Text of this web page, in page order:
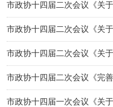
能产业发展的提案》（第
市政协十四届二次会议《关
号”打造国家级应急产业基地
市政协十四届二次会议《关
源产业发展的提案》（第
市政协十四届二次会议《关
案》（第2048号）答复
市政协十四届二次会议《完
理体系》（第2056号）答复
市政协十四届一次会议《关